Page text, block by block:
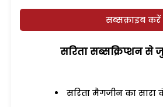
सब्सक्राइब करें
सरिता सब्सक्रिप्शन से
सरिता मैगजीन का सारा